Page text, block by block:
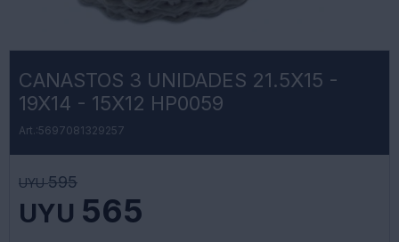
CANASTOS 3 UNIDADES 21.5X15 -
19X14 - 15X12 HP0059
5697081329257
UYU 565
UYU 595